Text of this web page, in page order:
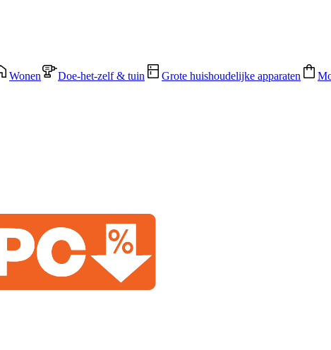
Wonen Doe-het-zelf & tuin Grote huishoudelijke apparaten